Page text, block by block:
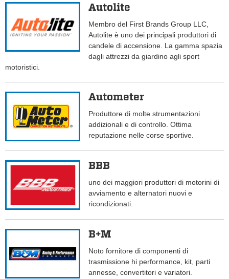
Autolite
Membro del First Brands Group LLC,
Autolite è uno dei principali produttori di
candele di accensione. La gamma spazia
dagli attrezzi da giardino agli sport
motoristici.
Autometer
Produttore di molte strumentazioni
addizionali e di controllo. Ottima
reputazione nelle corse sportive.
BBB
uno dei maggiori produttori di motorini di
avviamento e alternatori nuovi e
ricondizionati.
B+M
Noto fornitore di componenti di
trasmissione hi performance, kit, parti
annesse, convertitori e variatori.